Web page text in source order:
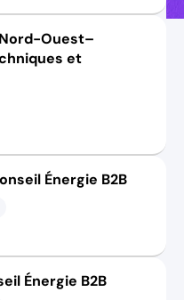
Ouest–
et
Énergie B2B
Énergie B2B